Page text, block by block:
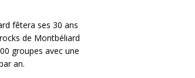
fêtera ses 30 ans
de Montbéliard
groupes avec une
an.